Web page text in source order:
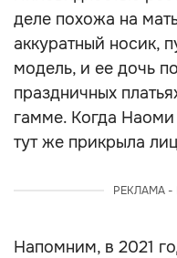
деле похожа на
аккуратный носик,
модель, и ее дочь
праздничных
гамме. Когда
тут же прикрыла
РЕКЛАМА
Напомним, в 2021